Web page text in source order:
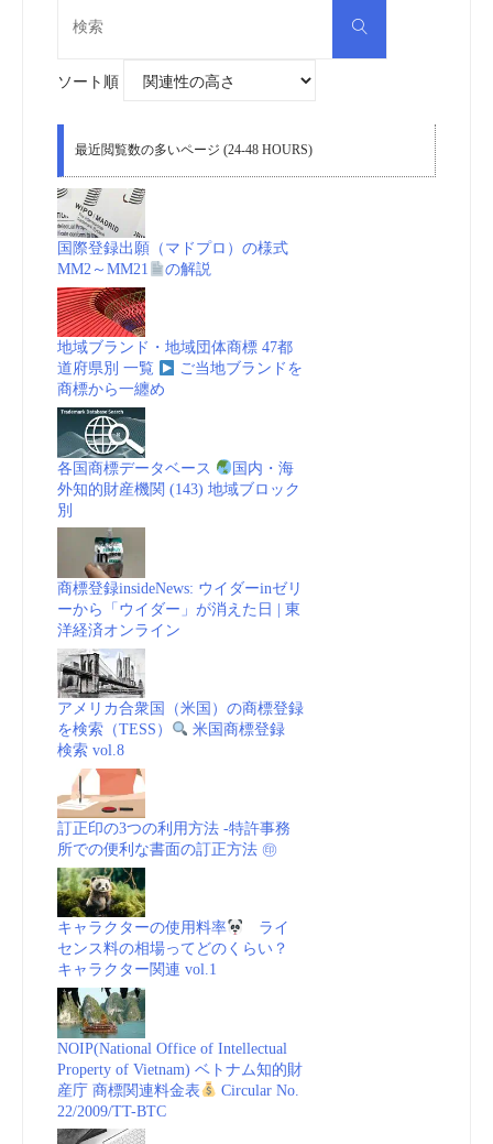
検
ソート順
最近閲覧数の多いページ (24-48 HOURS)
国際登録出願（マドプロ）の様式
MM2～MM21
の解説
地域ブランド・地域団体商標 47都
道府県別 一覧
ご当地ブランドを
商標から一纏め
各国商標データベース
国内・海
外知的財産機関 (143) 地域ブロック
別
商標登録insideNews: ウイダーinゼリ
ーから「ウイダー」が消えた日 | 東
洋経済オンライン
アメリカ合衆国（米国）の商標登録
を検索（TESS）
米国商標登録
検索 vol.8
訂正印の3つの利用方法 -特許事務
所での便利な書面の訂正方法 ㊞
キャラクターの使用料率
ライ
センス料の相場ってどのくらい？
キャラクター関連 vol.1
NOIP(National Office of Intellectual
Property of Vietnam) ベトナム知的財
産庁 商標関連料金表
Circular No.
22/2009/TT-BTC